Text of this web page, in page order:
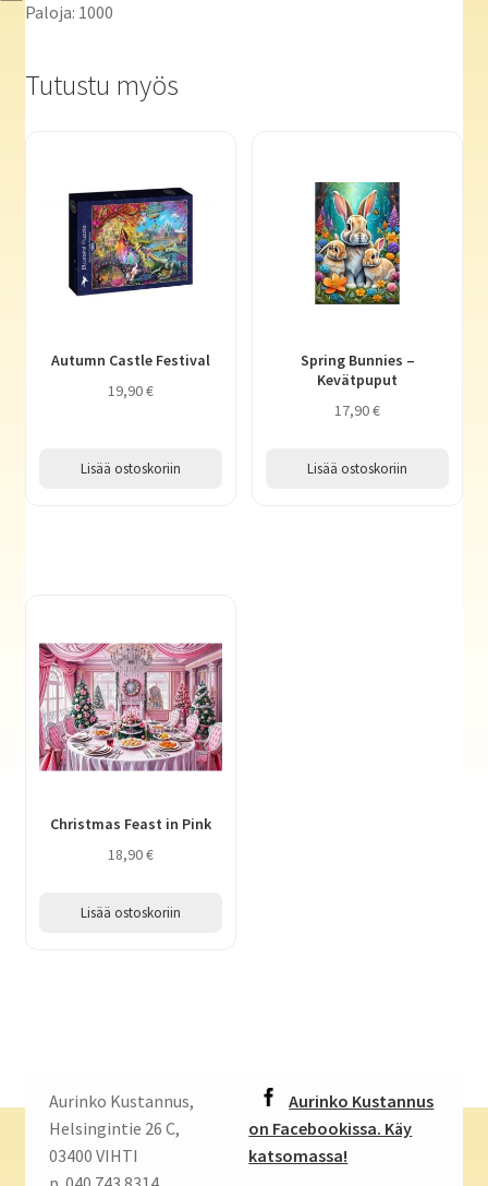
Paloja: 1000
Tutustu myös
Autumn Castle Festival
19,90€
Lisää ostoskoriin
Spring Bunnies –
Kevätpuput
17,90€
Lisää ostoskoriin
Christmas Feast in Pink
18,90€
Lisää ostoskoriin
Aurinko Kustannus,
Helsingintie 26 C,
03400 VIHTI
Aurinko Kustannus
on Facebookissa. Käy
katsomassa!